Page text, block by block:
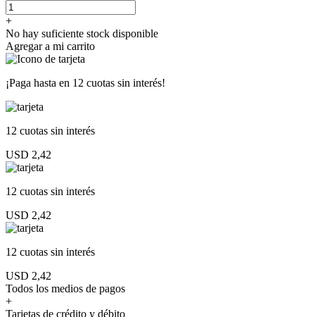
+
No hay suficiente stock disponible
Agregar a mi carrito
¡Paga hasta en 12 cuotas sin interés!
12 cuotas sin interés
USD 2,42
12 cuotas sin interés
USD 2,42
12 cuotas sin interés
USD 2,42
Todos los medios de pagos
+
Tarjetas de crédito y débito